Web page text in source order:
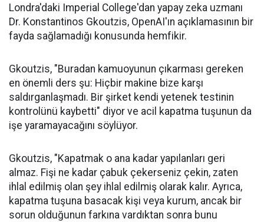
Londra'daki Imperial College'dan yapay zeka uzmanı
Dr. Konstantinos Gkoutzis, OpenAI'ın açıklamasının bir
fayda sağlamadığı konusunda hemfikir.
Gkoutzis, "Buradan kamuoyunun çıkarması gereken
en önemli ders şu: Hiçbir makine bize karşı
saldırganlaşmadı. Bir şirket kendi yetenek testinin
kontrolünü kaybetti" diyor ve acil kapatma tuşunun da
işe yaramayacağını söylüyor.
Gkoutzis, "Kapatmak o ana kadar yapılanları geri
almaz. Fişi ne kadar çabuk çekerseniz çekin, zaten
ihlal edilmiş olan şey ihlal edilmiş olarak kalır. Ayrıca,
kapatma tuşuna basacak kişi veya kurum, ancak bir
sorun olduğunun farkına vardıktan sonra bunu